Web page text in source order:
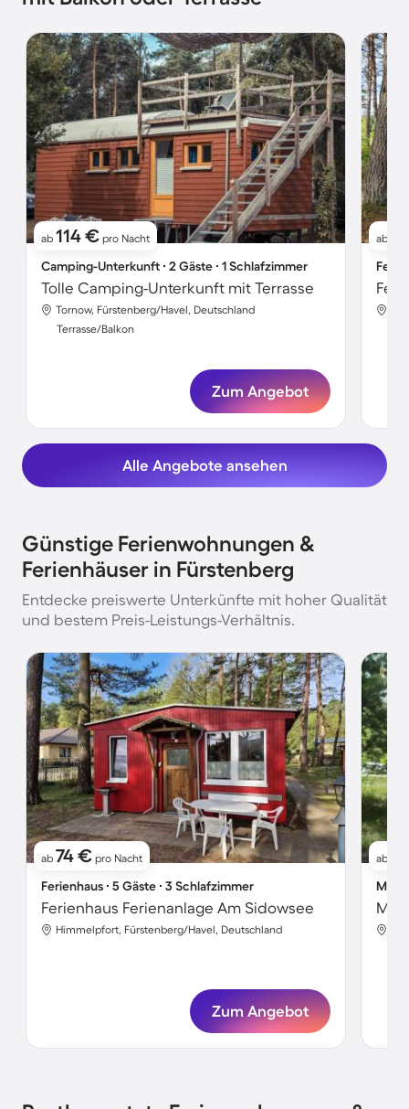
ab 114 € pro Nacht
Camping-Unterkunft ∙ 2 Gäste ∙ 1 Schlafzimmer
Tolle Camping-Unterkunft mit Terrasse
Tornow, Fürstenberg/Havel, Deutschland
Terrasse/Balkon
Zum Angebot
ab
Alle Angebote ansehen
Günstige Ferienwohnungen &
Ferienhäuser in Fürstenberg
Entdecke preiswerte Unterkünfte mit hoher Qualität
und bestem Preis-Leistungs-Verhältnis.
ab 74 € pro Nacht
Ferienhaus ∙ 5 Gäste ∙ 3 Schlafzimmer
Ferienhaus Ferienanlage Am Sidowsee
Himmelpfort, Fürstenberg/Havel, Deutschland
Zum Angebot
ab